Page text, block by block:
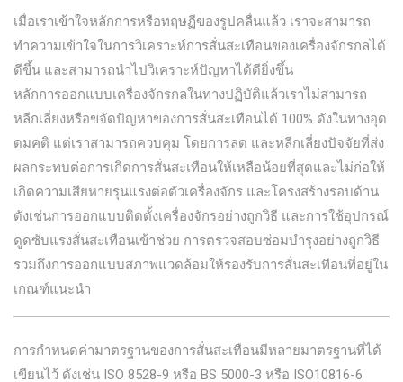
เมื่อเราเข้าใจหลักการหรือทฤษฏีของรูปคลื่นแล้ว เราจะสามารถ
ทำความเข้าใจในการวิเคราะห์การสั่นสะเทือนของเครื่องจักรกลได้
ดีขึ้น และสามารถนำไปวิเคราะห์ปัญหาได้ดียิ่งขึ้น
หลักการออกแบบเครื่องจักรกลในทางปฏิบัติแล้วเราไม่สามารถ
หลีกเลี่ยงหรือขจัดปัญหาของการสั่นสะเทือนได้ 100% ดังในทางอุด
ดมคติ แต่เราสามารถควบคุม โดยการลด และหลีกเลี่ยงปัจจัยที่ส่ง
ผลกระทบต่อการเกิดการสั่นสะเทือนให้เหลือน้อยที่สุดและไม่ก่อให้
เกิดความเสียหายรุนแรงต่อตัวเครื่องจักร และโครงสร้างรอบด้าน
ดังเช่นการออกแบบติดตั้งเครื่องจักรอย่างถูกวิธี และการใช้อุปกรณ์
ดูดซับแรงสั่นสะเทือนเข้าช่วย การตรวจสอบซ่อมบำรุงอย่างถูกวิธี
รวมถึงการออกแบบสภาพแวดล้อมให้รองรับการสั่นสะเทือนที่อยู่ใน
เกณฑ์แนะนำ
การกำหนดค่ามาตรฐานของการสั่นสะเทือนมีหลายมาตรฐานที่ได้
เขียนไว้ ดังเช่น ISO 8528-9 หรือ BS 5000-3 หรือ ISO10816-6